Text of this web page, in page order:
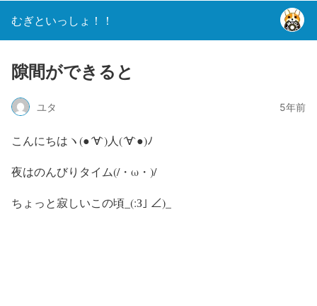
むぎといっしょ！！
隙間ができると
ユタ 5年前
こんにちはヽ(●´∀`)人(´∀`●)ﾉ
夜はのんびりタイム(/・ω・)/
ちょっと寂しいこの頃_(:З｣ ∠)_